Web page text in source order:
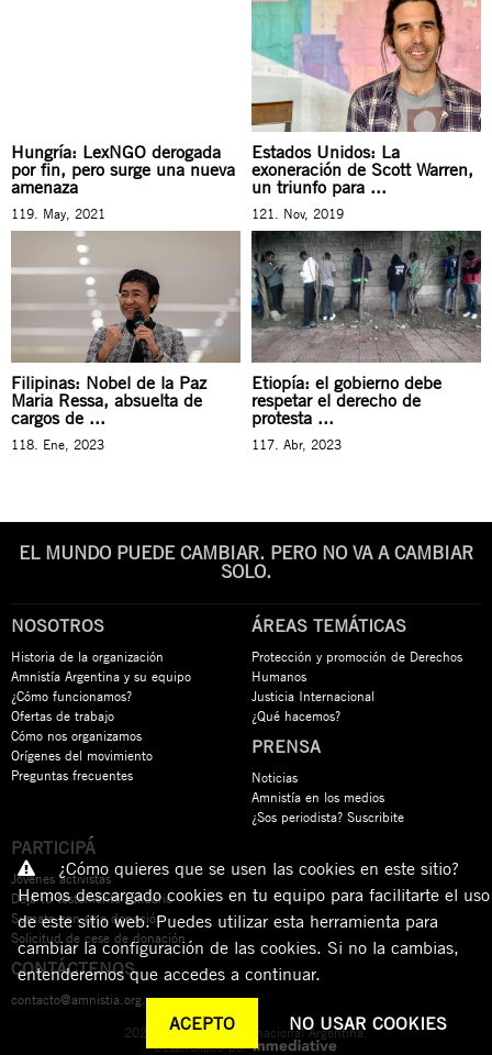
Hungría: LexNGO derogada
por fin, pero surge una nueva
amenaza
119. May, 2021
Estados Unidos: La
exoneración de Scott Warren,
un triunfo para ...
121. Nov, 2019
Filipinas: Nobel de la Paz
Maria Ressa, absuelta de
cargos de ...
118. Ene, 2023
Etiopía: el gobierno debe
respetar el derecho de
protesta ...
117. Abr, 2023
EL MUNDO PUEDE CAMBIAR. PERO NO VA A CAMBIAR
SOLO.
NOSOTROS
Historia de la organización
Amnistía Argentina y su equipo
¿Cómo funcionamos?
Ofertas de trabajo
Cómo nos organizamos
Orígenes del movimiento
Preguntas frecuentes
ÁREAS TEMÁTICAS
Protección y promoción de Derechos
Humanos
Justicia Internacional
¿Qué hacemos?
PRENSA
Noticias
Amnistía en los medios
¿Sos periodista? Suscribite
PARTICIPÁ
Jóvenes activistas
Dejá tu testamento solidario
Sumate con una donación
Solicitud de cese de donación
CONTÁCTENOS
contacto@amnistia.org.ar
2026 © Amnistía Internacional Argentina.
Desarrollado por
¿Cómo quieres que se usen las cookies en este sitio?
Hemos descargado cookies en tu equipo para facilitarte el uso
de este sitio web. Puedes utilizar esta herramienta para
cambiar la configuración de las cookies. Si no la cambias,
entenderemos que accedes a continuar.
ACEPTO NO USAR COOKIES